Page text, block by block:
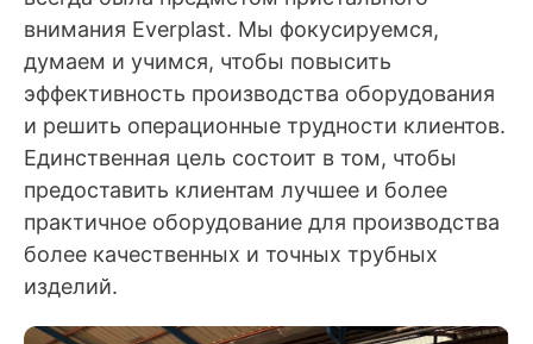
внимания Everplast. Мы фокусируемся,
думаем и учимся, чтобы повысить
эффективность производства оборудования
и решить операционные трудности клиентов.
Единственная цель состоит в том, чтобы
предоставить клиентам лучшее и более
практичное оборудование для производства
более качественных и точных трубных
изделий.